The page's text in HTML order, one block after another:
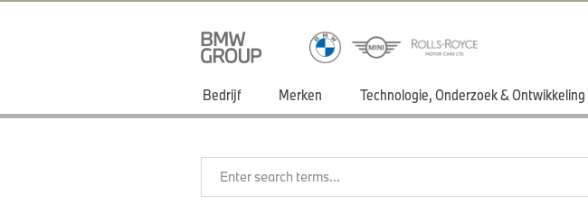
Bedrijf Merken Technologie, Onderzoek & Ontwikkeling
Enter search terms...